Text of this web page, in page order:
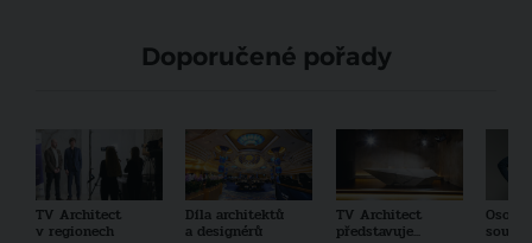
Doporučené pořady
TV Architect
v regionech
Díla architektů
a designérů
TV Architect
představuje...